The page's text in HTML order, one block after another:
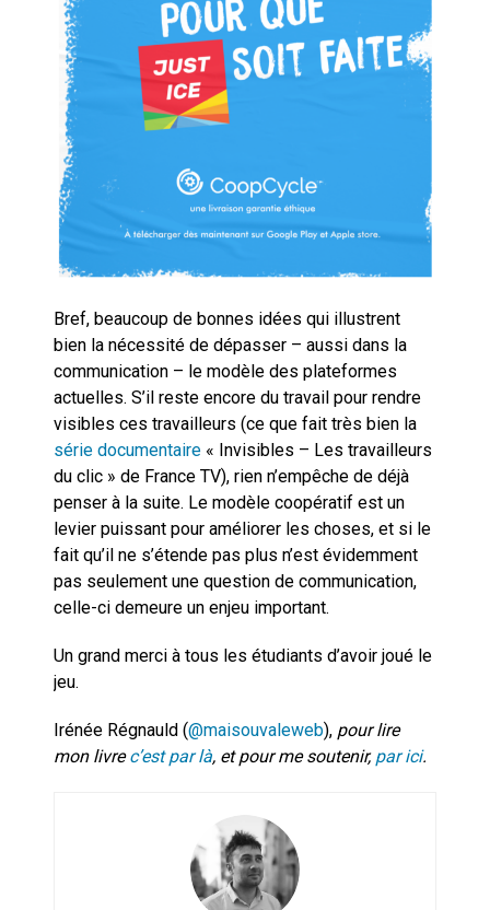
Bref, beaucoup de bonnes idées qui illustrent
bien la nécessité de dépasser – aussi dans la
communication – le modèle des plateformes
actuelles. S’il reste encore du travail pour rendre
visibles ces travailleurs (ce que fait très bien la
série documentaire « Invisibles – Les travailleurs
du clic » de France TV), rien n’empêche de déjà
penser à la suite. Le modèle coopératif est un
levier puissant pour améliorer les choses, et si le
fait qu’il ne s’étende pas plus n’est évidemment
pas seulement une question de communication,
celle-ci demeure un enjeu important.
Un grand merci à tous les étudiants d’avoir joué le
jeu.
Irénée Régnauld (@maisouvaleweb), pour lire
mon livrec’est par là, et pour me soutenir, par ici.